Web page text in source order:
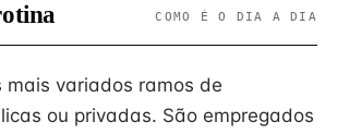
COMO É O DIA A DIA
mais variados ramos de
ou privadas. São empregados